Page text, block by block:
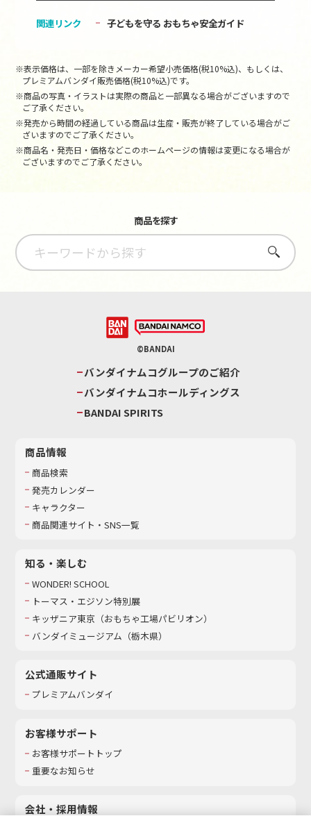
関連リンク 子どもを守る おもちゃ安全ガイド
※表示価格は、一部を除きメーカー希望小売価格(税10%込)、もしくは、
プレミアムバンダイ販売価格(税10%込)です。
※商品の写真・イラストは実際の商品と一部異なる場合がございますので
ご了承ください。
※発売から時間の経過している商品は生産・販売が終了している場合がご
ざいますのでご了承ください。
※商品名・発売日・価格などこのホームページの情報は変更になる場合が
ございますのでご了承ください。
商品を探す
さがす
©BANDAI
バンダイナムコグループのご紹介
バンダイナムコホールディングス
BANDAI SPIRITS
商品情報
商品検索
発売カレンダー
キャラクター
商品関連サイト・SNS一覧
知る・楽しむ
WONDER! SCHOOL
トーマス・エジソン特別展
キッザニア東京（おもちゃ工場パビリオン）​
バンダイミュージアム（栃木県）
公式通販サイト
プレミアムバンダイ
お客様サポート
お客様サポートトップ
重要なお知らせ
会社・採用情報